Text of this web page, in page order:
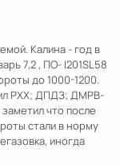
Калина - год в
7,2 , ПО- I201SL58
до 1000-1200.
РХХ; ДПДЗ; ДМРВ-
что после
стали в норму
иногда